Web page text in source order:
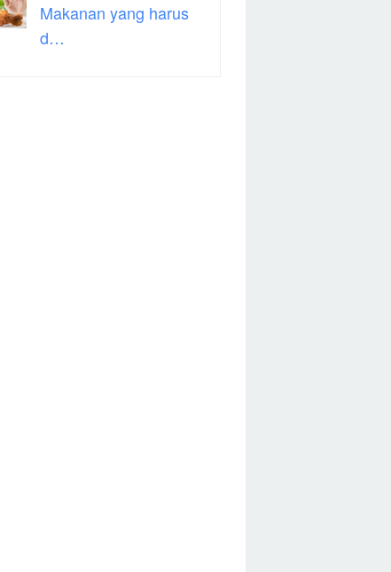
Makanan yang harus
d…